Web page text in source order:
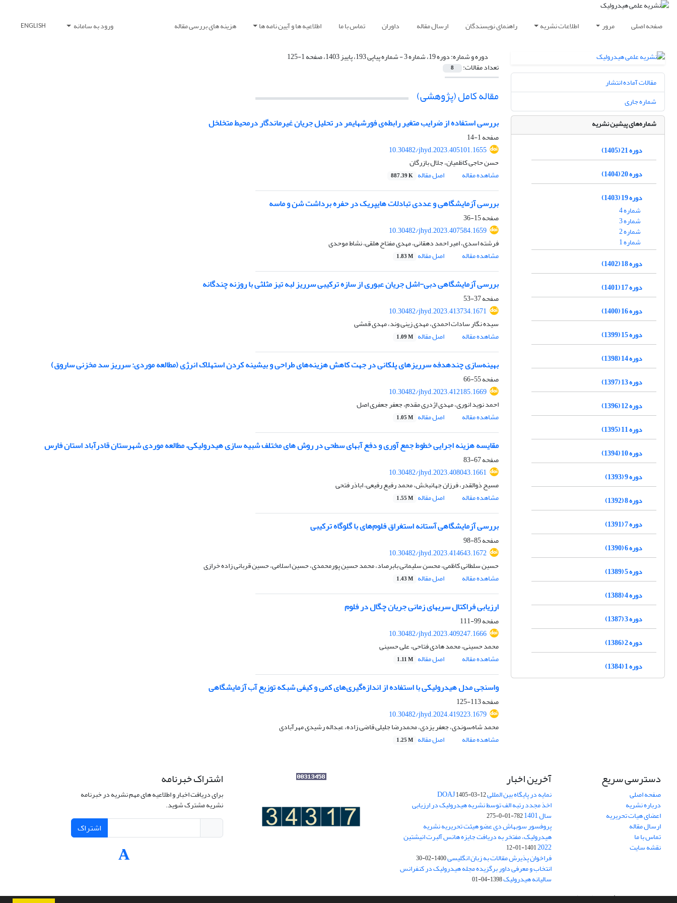
صفحه اصلی مرور اطلاعات نشریه راهنمای نویسندگان ارسال مقاله داوران تماس با ما اطلاعیه ها و آیین نامه ها هزینه های بررسی مقاله ورود به سامانه ENGLISH
دوره و شماره:دوره 19، شماره 3 - شماره پیاپی 193، پاییز 1403، صفحه 1-125
تعداد مقالات: 8
مقاله کامل (پژوهشی)
بررسی استفاده از ضرایب متغیر رابطه‌ی فورشهایمر در تحلیل جریان غیرماندگار درمحیط متخلخل
صفحه1-14
10.30482/jhyd.2023.405101.1655
حسن حاجی کاظمیان، جلال بازرگان
مشاهده مقاله
اصل مقاله 887.39 K
بررسی آزمایشگاهی و عددی تبادلات هایپریک در حفره برداشت شن و ماسه
صفحه15-36
10.30482/jhyd.2023.407584.1659
فرشته اسدی، امیر احمد دهقانی، مهدی مفتاح هلقی، نشاط موحدی
مشاهده مقاله
اصل مقاله 1.83 M
بررسی آزمایشگاهی دبی-اشل جریان عبوری از سازه ترکیبی سرریز لبه تیز مثلثی با روزنه چندگانه
صفحه37-53
10.30482/jhyd.2023.413734.1671
سیده نگار سادات احمدی، مهدی زینی وند، مهدی قمشی
مشاهده مقاله
اصل مقاله 1.09 M
بهینه‌سازی چندهدفه سرریزهای پلکانی در جهت کاهش هزینه‌های طراحی و بیشینه کردن استهلاک انرژی (مطالعه موردی: سرریز سد مخزنی ساروق)
صفحه55-66
10.30482/jhyd.2023.412185.1669
احمد نوید انوری، مهدی اژدری مقدم، جعفر جعفری اصل
مشاهده مقاله
اصل مقاله 1.05 M
مقایسه هزینه اجرایی خطوط جمع آوری و دفع آبهای سطحی در روش های مختلف شبیه سازی هیدرولیکی، مطالعه موردی شهرستان قادرآباد استان فارس
صفحه67-83
10.30482/jhyd.2023.408043.1661
مسیح ذوالقدر، فرزان جهانبخش، محمد رفیع رفیعی، اباذر فتحی
مشاهده مقاله
اصل مقاله 1.55 M
بررسی آزمایشگاهی آستانه استغراق فلوم‌های با گلوگاه ترکیبی
صفحه85-98
10.30482/jhyd.2023.414643.1672
حسین سلطانی کاظمی، محسن سلیمانی بابرصاد، محمد حسین پورمحمدی، حسین اسلامی، حسین قربانی زاده خرازی
مشاهده مقاله
اصل مقاله 1.43 M
ارزیابی فراکتال سریهای زمانی جریان چگال در فلوم
صفحه99-111
10.30482/jhyd.2023.409247.1666
محمد حسینی، محمد هادی فتاحی، علی حسینی
مشاهده مقاله
اصل مقاله 1.11 M
واسنجی مدل هیدرولیکی با استفاده از اندازه‌گیری‌های کمی و کیفی شبکه توزیع آب آزمایشگاهی
صفحه113-125
10.30482/jhyd.2024.419223.1679
محمد شاه‌سوندی، جعفر یزدی، محمدرضا جلیلی قاضی زاده، عبداله رشیدی مهرآبادی
مشاهده مقاله
اصل مقاله 1.25 M
مقالات آماده انتشار
شماره جاری
شماره‌های پیشین نشریه
دوره 21 (1405)
دوره 20 (1404)
دوره 19 (1403)
شماره 4
شماره 3
شماره 2
شماره 1
دوره 18 (1402)
دوره 17 (1401)
دوره 16 (1400)
دوره 15 (1399)
دوره 14 (1398)
دوره 13 (1397)
دوره 12 (1396)
دوره 11 (1395)
دوره 10 (1394)
دوره 9 (1393)
دوره 8 (1392)
دوره 7 (1391)
دوره 6 (1390)
دوره 5 (1389)
دوره 4 (1388)
دوره 3 (1387)
دوره 2 (1386)
دوره 1 (1384)
دسترسی سریع
صفحه اصلی
درباره نشریه
اعضای هیات تحریریه
ارسال مقاله
تماس با ما
نقشه سایت
آخرین اخبار
نمایه در پایگاه بین المللی DOAJ1405-03-12
اخذ مجدد رتبه الف توسط نشریه هیدرولیک در ارزیابی
سال 1401 782-01-0-275
پروفسور سوبهاش دی عضو هیئت تحریریه نشریه
هیدرولیک، مفتخر به دریافت جایزه هانس آلبرت انیشتین
2022
1401-01-12
فراخوان پذیرش مقالات به زبان انگلیسی1400-02-30
انتخاب و معرفی داور برگزیده مجله هیدرولیک در کنفرانس
سالیانه هیدرولیک1398-04-01
اشتراک خبرنامه
برای دریافت اخبار و اطلاعیه های مهم نشریه در خبرنامه
نشریه مشترک شوید.
اشتراک
سامانه مدیریت نشریات علمی.طراحی و پیاده سازی ازسیناوب